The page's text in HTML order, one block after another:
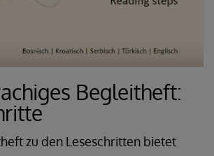
Begleitheft:
zu den Leseschritten bietet